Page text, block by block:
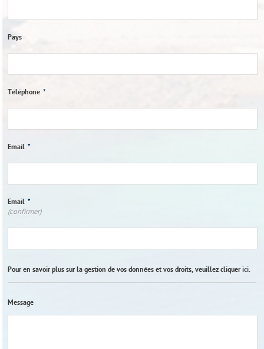
Pays
Téléphone *
Email *
Email *
(confirmer)
Pour en savoir plus sur la gestion de vos données et vos droits, veuillez cliquerici.
Message